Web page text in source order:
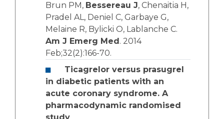
Brun PM, Bessereau J, Chenaitia H,
Pradel AL, Deniel C, Garbaye G,
Melaine R, Bylicki O, Lablanche C.
Am J Emerg Med . 2014
Feb;32(2):166-70.
Ticagrelor versus prasugrel
in diabetic patients with an
acute coronary syndrome. A
pharmacodynamic randomised